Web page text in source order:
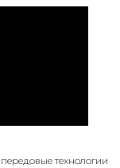
технологии